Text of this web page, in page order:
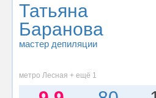
Татьяна
Баранова
мастер депиляции
метро Лесная + ещё 1